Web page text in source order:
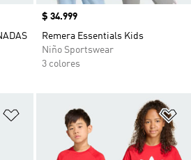
Precio
$ 34.999
Remera Essentials Kids
Niño Sportswear
3 colores
Añadir a la lista de deseos